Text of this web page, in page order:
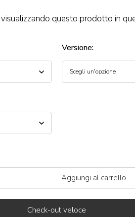
questo prodotto in
Versione:
Aggiungi al carrello
Check-out veloce